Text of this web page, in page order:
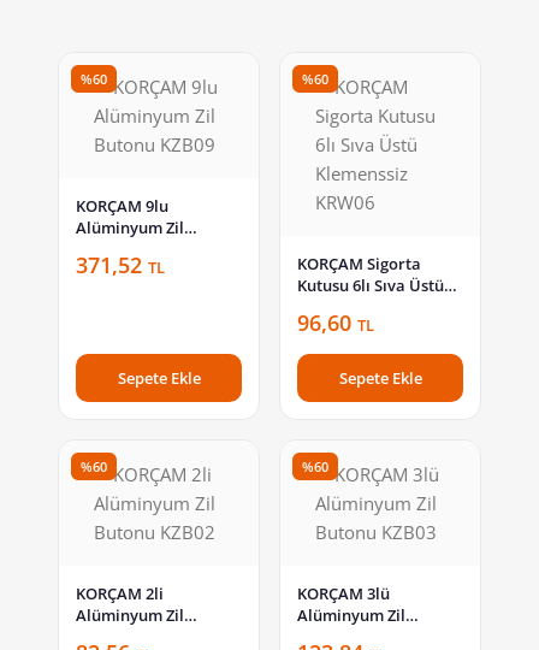
%60
KORÇAM 9lu
Alüminyum Zil
371,52 TL
Sepete Ekle
%60
KORÇAM Sigorta
Kutusu 6lı Sıva Üstü
96,60 TL
Sepete Ekle
%60
KORÇAM 2li
Alüminyum Zil
%60
KORÇAM 3lü
Alüminyum Zil